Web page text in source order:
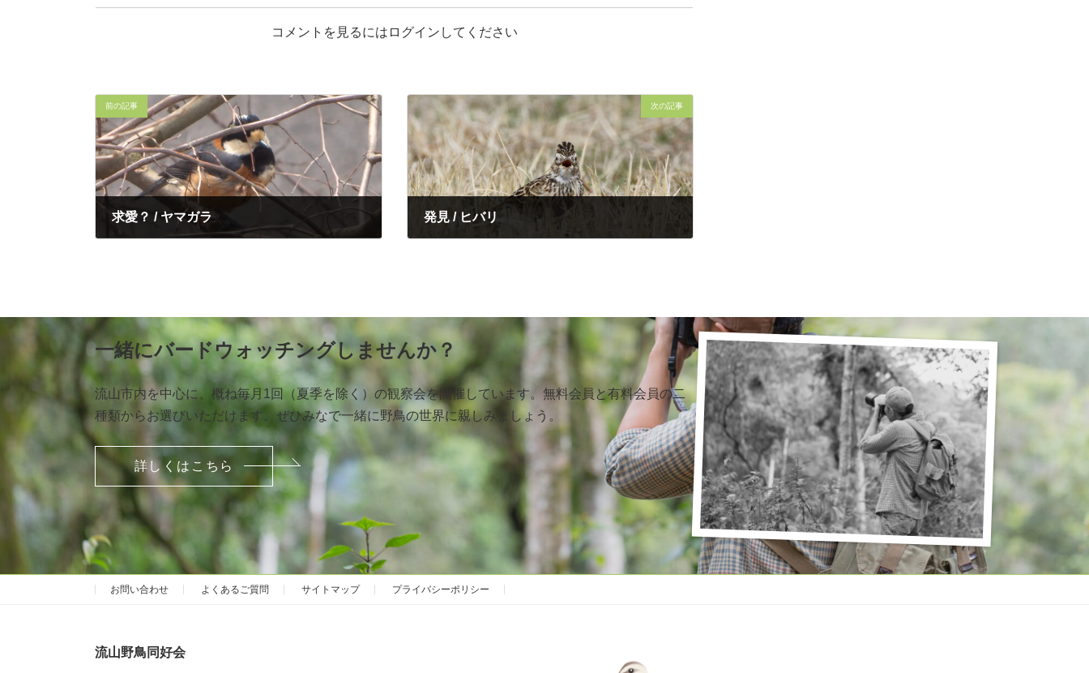
コメントを見るにはログインしてください
前の記事
求愛？ / ヤマガラ
次の記事
発見 / ヒバリ
一緒にバードウォッチングしませんか？
流山市内を中心に、概ね毎月1回（夏季を除く）の観察会を開催しています。無料会員と有料会員の二
種類からお選びいただけます。ぜひみなで一緒に野鳥の世界に親しみましょう。
詳しくはこちら
お問い合わせ よくあるご質問 サイトマップ プライバシーポリシー
流山野鳥同好会